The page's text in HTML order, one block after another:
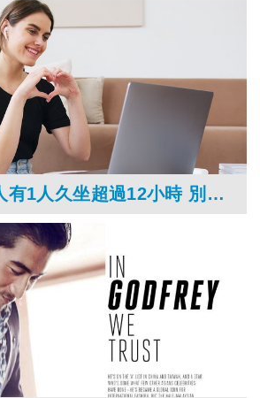
居家防疫每6人有1人久坐超過12小時 別讓久坐提高憂鬱焦慮、心血管疾病